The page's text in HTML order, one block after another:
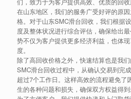
在山东地区，我们的服务广受好评的原
格。对于山东SMC滑台回收，我们根据
度及整体状况进行综合评估，确保给出
势不仅为客户提供更多经济利益，也体
度。
除了高回收价格之外，快速结算也是我
SMC滑台回收过程中，从确认交易到完
超过7个工作日。这样高效的流程避免了
生的各种问题和损失，确保双方权益得到